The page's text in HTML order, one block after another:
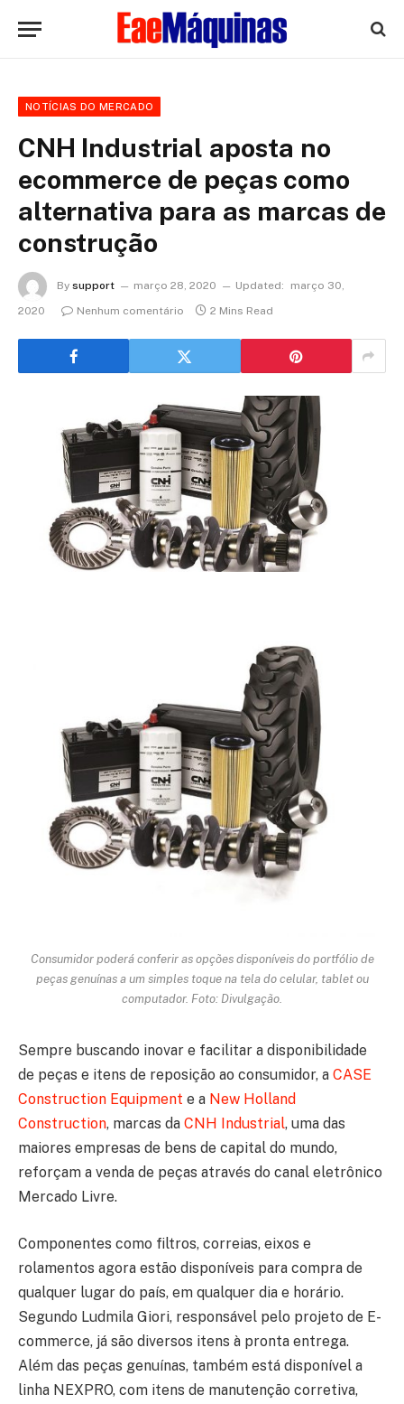
NOTÍCIAS DO MERCADO
CNH Industrial aposta no
ecommerce de peças como
alternativa para as marcas de
construção
By support março 28, 2020 Updated:
março 30,
2020
Nenhum comentário 2 Mins Read
Consumidor poderá conferir as opções disponíveis do portfólio de
peças genuínas a um simples toque na tela do celular, tablet ou
computador. Foto: Divulgação.
Sempre buscando inovar e facilitar a disponibilidade
de peças e itens de reposição ao consumidor, a CASE
Construction Equipment e a New Holland
Construction, marcas da CNH Industrial, uma das
maiores empresas de bens de capital do mundo,
reforçam a venda de peças através do canal eletrônico
Mercado Livre.
Componentes como filtros, correias, eixos e
rolamentos agora estão disponíveis para compra de
qualquer lugar do país, em qualquer dia e horário.
Segundo Ludmila Giori, responsável pelo projeto de E-
commerce, já são diversos itens à pronta entrega.
Além das peças genuínas, também está disponível a
linha NEXPRO, com itens de manutenção corretiva,